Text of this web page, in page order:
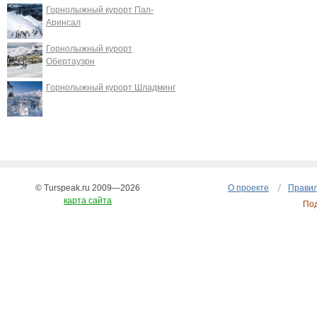
Горнолыжный курорт Пал-
Аринсал
Горнолыжный курорт
Обертауэрн
Горнолыжный курорт Шладминг
О проекте
© Turspeak.ru 2009—2026
карта сайта